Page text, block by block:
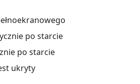
po starcie
po starcie
ukryty